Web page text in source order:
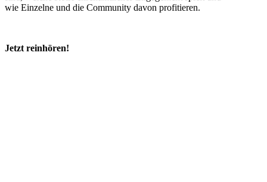
wie Einzelne und die Community davon profitieren.
Jetzt reinhören!